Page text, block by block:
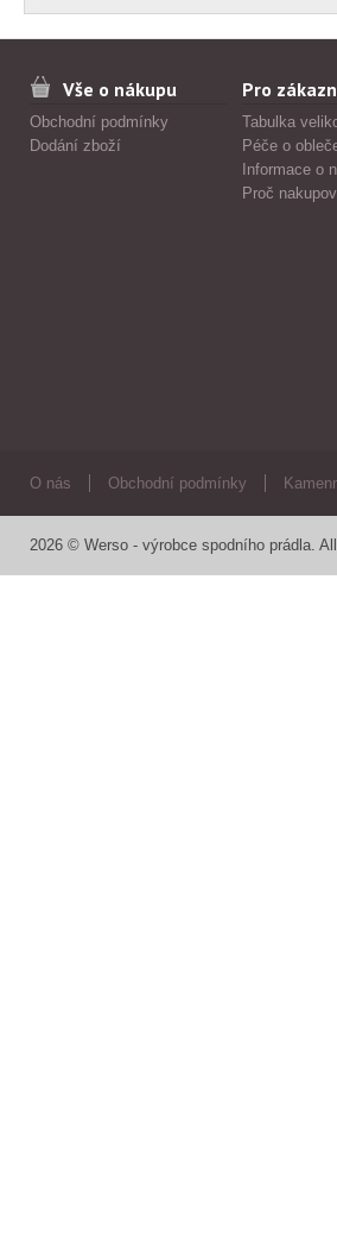
Vše o nákupu
Obchodní podmínky
Dodání zboží
Pro
Tabulka
Péče o
Informace o
Proč
O nás Obchodní podmínky
2026 © Werso - výrobce spodního prádla.